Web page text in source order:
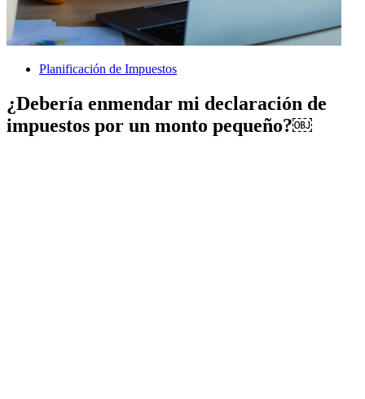
Planificación de Impuestos
¿Debería enmendar mi declaración de
impuestos por un monto pequeño?￼